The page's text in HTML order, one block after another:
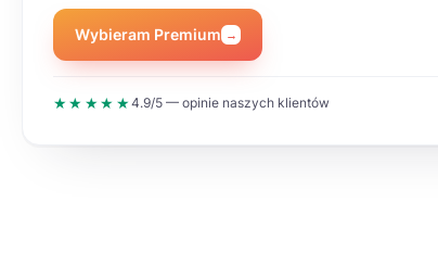
Wybieram Premium →
★★★★★4.9/5 — opinie naszych klientów